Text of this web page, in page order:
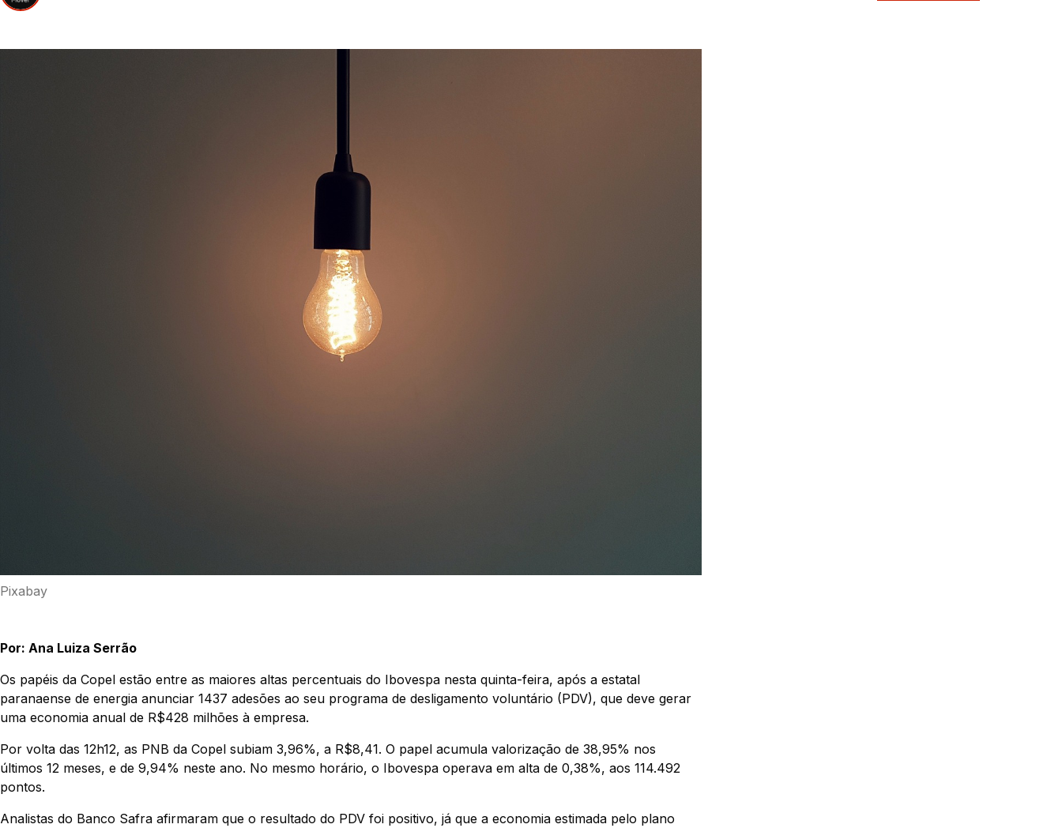
Pixabay
Por: Ana Luiza Serrão
Os papéis da Copel estão entre as maiores altas percentuais do Ibovespa nesta quinta-feira, após a estatal
paranaense de energia anunciar 1437 adesões ao seu programa de desligamento voluntário (PDV), que deve gerar
uma economia anual de R$428 milhões à empresa.
Por volta das 12h12, as PNB da Copel subiam 3,96%, a R$8,41. O papel acumula valorização de 38,95% nos
últimos 12 meses, e de 9,94% neste ano. No mesmo horário, o Ibovespa operava em alta de 0,38%, aos 114.492
pontos.
Analistas do Banco Safra afirmaram que o resultado do PDV foi positivo, já que a economia estimada pelo plano